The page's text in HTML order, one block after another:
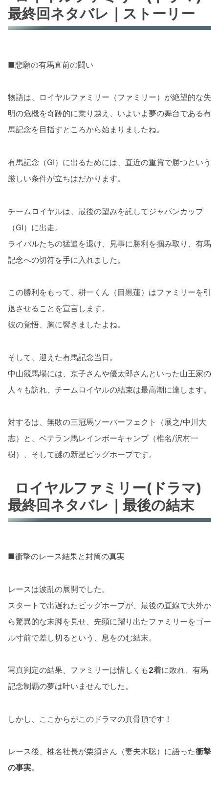
最終回ネタバレ｜ストーリー
■悲願の有馬直前の闘い
物語は、ロイヤルファミリー（ファミリー）が絶望的な失
明の危機を奇跡的に乗り越え、いよいよ夢の舞台である有
馬記念を目指すところから始まりましたね。
有馬記念（GI）に出るためには、直近の重賞で勝つという
厳しい条件が立ちはだかります。
チームロイヤルは、最後の望みを託してジャパンカップ
（GI）に出走。
ライバルたちの猛追を退け、見事に勝利を掴み取り、有馬
記念への切符を手に入れました。
この勝利をもって、耕一くん（目黒蓮）はファミリーを引
退させることを宣言します。
彼の覚悟、胸に響きましたよね。
そして、迎えた有馬記念当日。
中山競馬場には、京子さんや優太郎さんといった山王家の
人々も訪れ、チームロイヤルの結束は最高潮に達します。
対するは、無敗の三冠馬ソーパーフェクト（展之/中川大
志）と、ベテラン馬レインボーキャンプ（椎名/沢村一
樹）、そして謎の新星ビッグホープです。
ロイヤルファミリー(ドラマ)
最終回ネタバレ｜最後の結末
■衝撃のレース結果と封筒の真実
レースは波乱の展開でした。
スタートで出遅れたビッグホープが、最後の直線で大外か
ら驚異的な末脚を見せ、先頭に躍り出たファミリーをゴー
ル寸前で差し切るという、息をのむ結末。
写真判定の結果、ファミリーは惜しくも2着に敗れ、有馬
記念制覇の夢は叶いませんでした。
しかし、ここからがこのドラマの真骨頂です！
レース後、椎名社長が栗須さん（妻夫木聡）に語った衝撃
の事実。